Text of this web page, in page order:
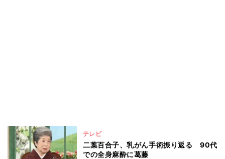
テレビ
二葉百合子、乳がん手術振り返る 90代
での全身麻酔に葛藤